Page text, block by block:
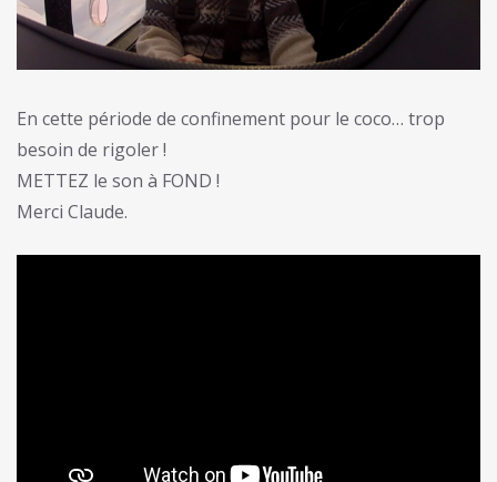
En cette période de confinement pour le coco… trop
besoin de rigoler !
METTEZ le son à FOND !
Merci Claude.